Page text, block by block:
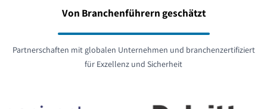
Von Branchenführern geschätzt
Partnerschaften mit globalen Unternehmen und branchenzertifiziert
für Exzellenz und Sicherheit